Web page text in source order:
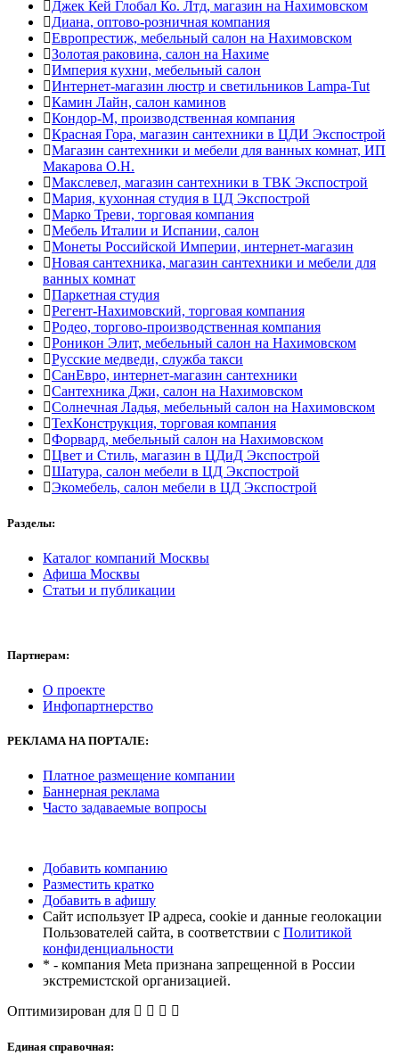
Джек Кей Глобал Ко. Лтд, магазин на Нахимовском
Диана, оптово-розничная компания
Европрестиж, мебельный салон на Нахимовском
Золотая раковина, салон на Нахиме
Империя кухни, мебельный салон
Интернет-магазин люстр и светильников Lampa-Tut
Камин Лайн, салон каминов
Кондор-М, производственная компания
Красная Гора, магазин сантехники в ЦДИ Экспострой
Магазин сантехники и мебели для ванных комнат, ИП
Макарова О.Н.
Макслевел, магазин сантехники в ТВК Экспострой
Мария, кухонная студия в ЦД Экспострой
Марко Треви, торговая компания
Мебель Италии и Испании, салон
Монеты Российской Империи, интернет-магазин
Новая сантехника, магазин сантехники и мебели для
ванных комнат
Паркетная студия
Регент-Нахимовский, торговая компания
Родео, торгово-производственная компания
Роникон Элит, мебельный салон на Нахимовском
Русские медведи, служба такси
СанЕвро, интернет-магазин сантехники
Сантехника Джи, салон на Нахимовском
Солнечная Ладья, мебельный салон на Нахимовском
ТехКонструкция, торговая компания
Форвард, мебельный салон на Нахимовском
Цвет и Стиль, магазин в ЦДиД Экспострой
Шатура, салон мебели в ЦД Экспострой
Экомебель, салон мебели в ЦД Экспострой
Разделы:
Каталог компаний Москвы
Афиша Москвы
Статьи и публикации
Партнерам:
О проекте
Инфопартнерство
РЕКЛАМАНА ПОРТАЛЕ:
Платное размещение компании
Баннерная реклама
Часто задаваемые вопросы
Добавить компанию
Разместить кратко
Добавить в афишу
Сайт использует IP адреса, cookie и данные геолокации
Пользователей сайта, в соответствии с Политикой
конфиденциальности
* - компания Meta признана запрещенной в России
экстремистской организацией.
Оптимизирован для
Единая справочная: